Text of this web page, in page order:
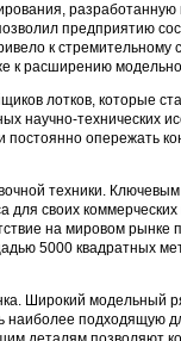
предприятию
к
к расширению
лотков, которые
научно-технических
опережать
техники.
для своих
на мировом рынке
5000 квадратных
Широкий модельный
наиболее подходящую